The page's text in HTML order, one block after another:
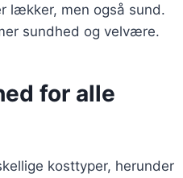
lækker, men også sund.
sundhed og velvære.
for alle
kosttyper, herunder